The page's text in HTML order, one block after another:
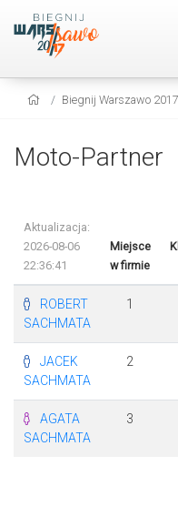
Biegnij Warszawo 2017
Moto-Partner
Aktualizacja:
2026-08-06
22:36:41
Miejsce
w firmie
ROBERT
SACHMATA
1
JACEK
SACHMATA
2
AGATA
SACHMATA
3